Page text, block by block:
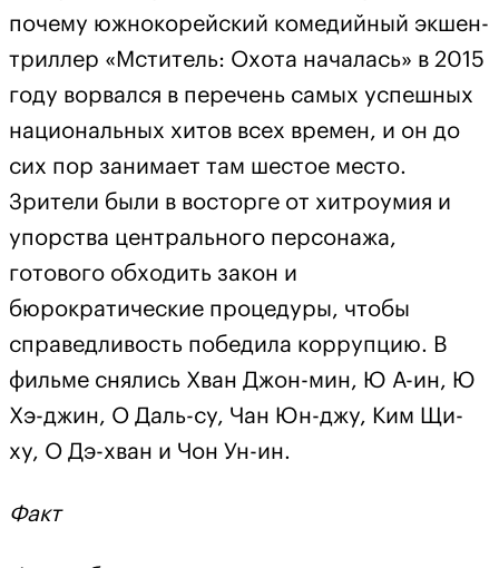
почему южнокорейский комедийный экшен-
триллер «Мститель: Охота началась» в 2015
году ворвался в перечень самых успешных
национальных хитов всех времен, и он до
сих пор занимает там шестое место.
Зрители были в восторге от хитроумия и
упорства центрального персонажа,
готового обходить закон и
бюрократические процедуры, чтобы
справедливость победила коррупцию. В
фильме снялись Хван Джон-мин, Ю А-ин, Ю
Хэ-джин, О Даль-су, Чан Юн-джу, Ким Щи-
ху, О Дэ-хван и Чон Ун-ин.
Факт